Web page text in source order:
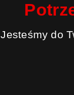
Jesteśmy do